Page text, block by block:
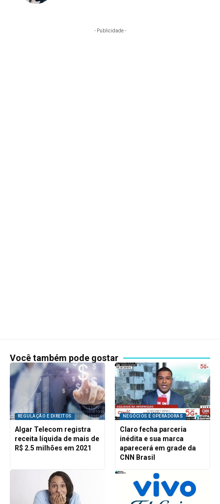
- Publicidade -
Você também pode gostar
REGULAÇÃO E DIREITOS
Algar Telecom registra
receita líquida de mais de
R$ 2.5 milhões em 2021
NEGÓCIOS E OPERADORAS
Claro fecha parceria
inédita e sua marca
aparecerá em grade da
CNN Brasil